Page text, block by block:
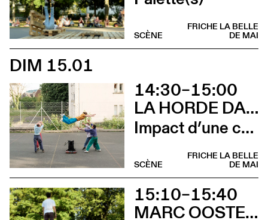
FRICHE LA BELLE
DE MAI
SCÈNE
DIM 15.01
14:30–15:00
LA HORDE DANS LES PAVÉS
Impact d’une course
FRICHE LA BELLE
DE MAI
SCÈNE
15:10–15:40
MARC OOSTERHOFF